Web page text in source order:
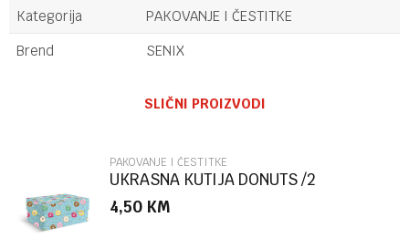
Kategorija
PAKOVANJE I ČESTITKE
Brend
SENIX
Poruka
SLIČNI PROIZVODI
PAKOVANJE I ČESTITKE
UKRASNA KUTIJA DONUTS /2
MARPIMAR
4,50 KM